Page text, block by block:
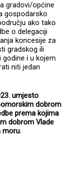
gradovi/općine
gospodarsko
ako tako
o delegaciji
koncesije za
gradskog ili
i u kojem
niti jedan
umjesto
dobrom
prema kojima
dobrom Vlade
moru.